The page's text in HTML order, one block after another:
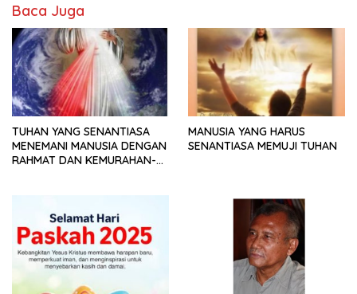
Baca Juga
TUHAN YANG SENANTIASA
MENEMANI MANUSIA DENGAN
RAHMAT DAN KEMURAHAN-
MANUSIA YANG HARUS
SENANTIASA MEMUJI TUHAN